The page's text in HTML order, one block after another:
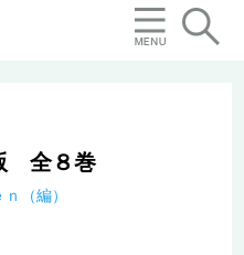
全８巻
（編）